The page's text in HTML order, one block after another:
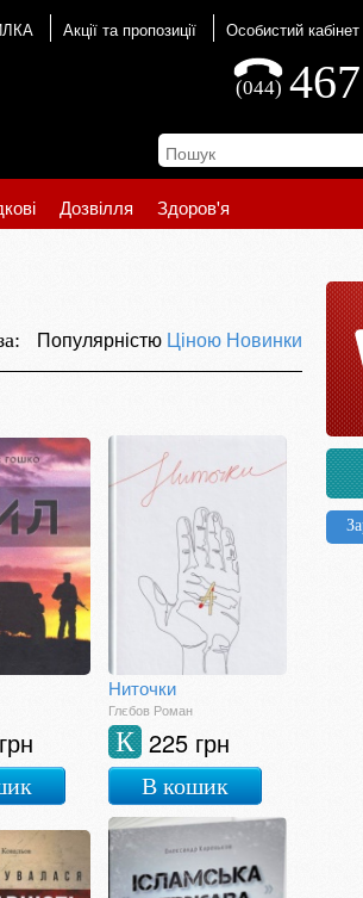
Акції та пропозиції Особистий кабінет
(044)
Дозвілля Здоров'я
Популярністю Ціною Новинки
Ниточки
Глєбов Роман
225 грн
К
В кошик